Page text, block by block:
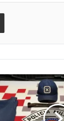
Compartilhar